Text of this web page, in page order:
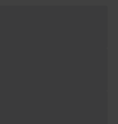
der Manatee ist
und verstaut
nur wenig Platz.